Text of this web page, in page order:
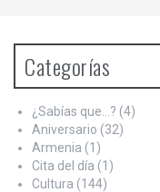
Categorías
¿Sabías que…? (4)
Aniversario (32)
Armenia (1)
Cita del día (1)
Cultura (144)